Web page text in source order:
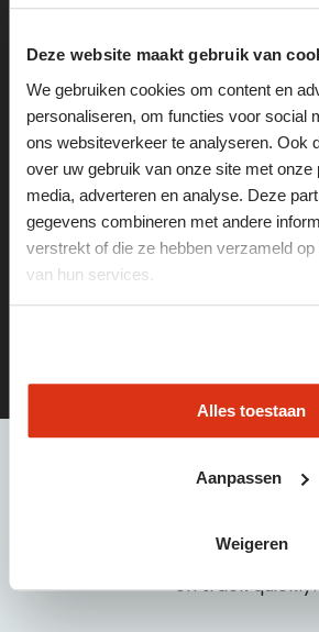
Deze website maakt gebruik van
We gebruiken cookies om content en
personaliseren, om functies voor social
ons websiteverkeer te analyseren. Ook
over uw gebruik van onze site met onze
media, adverteren en analyse. Deze
gegevens combineren met andere
verstrekt of die ze hebben verzameld
van hun services.
Alles toestaan
Aanpassen
Weigeren
we are
help you
on
Find the best vacancies or the
pages:
need
Please call or email one of our
440 | info@baanbreed.nl. We will
on track quickly!